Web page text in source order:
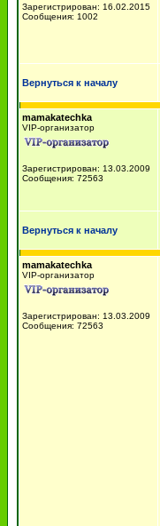
Зарегистрирован: 16.02.2015
Сообщения: 1002
Вернуться к началу
mamakatechka
VIP-организатор
Зарегистрирован: 13.03.2009
Сообщения: 72563
Вернуться к началу
mamakatechka
VIP-организатор
Зарегистрирован: 13.03.2009
Сообщения: 72563